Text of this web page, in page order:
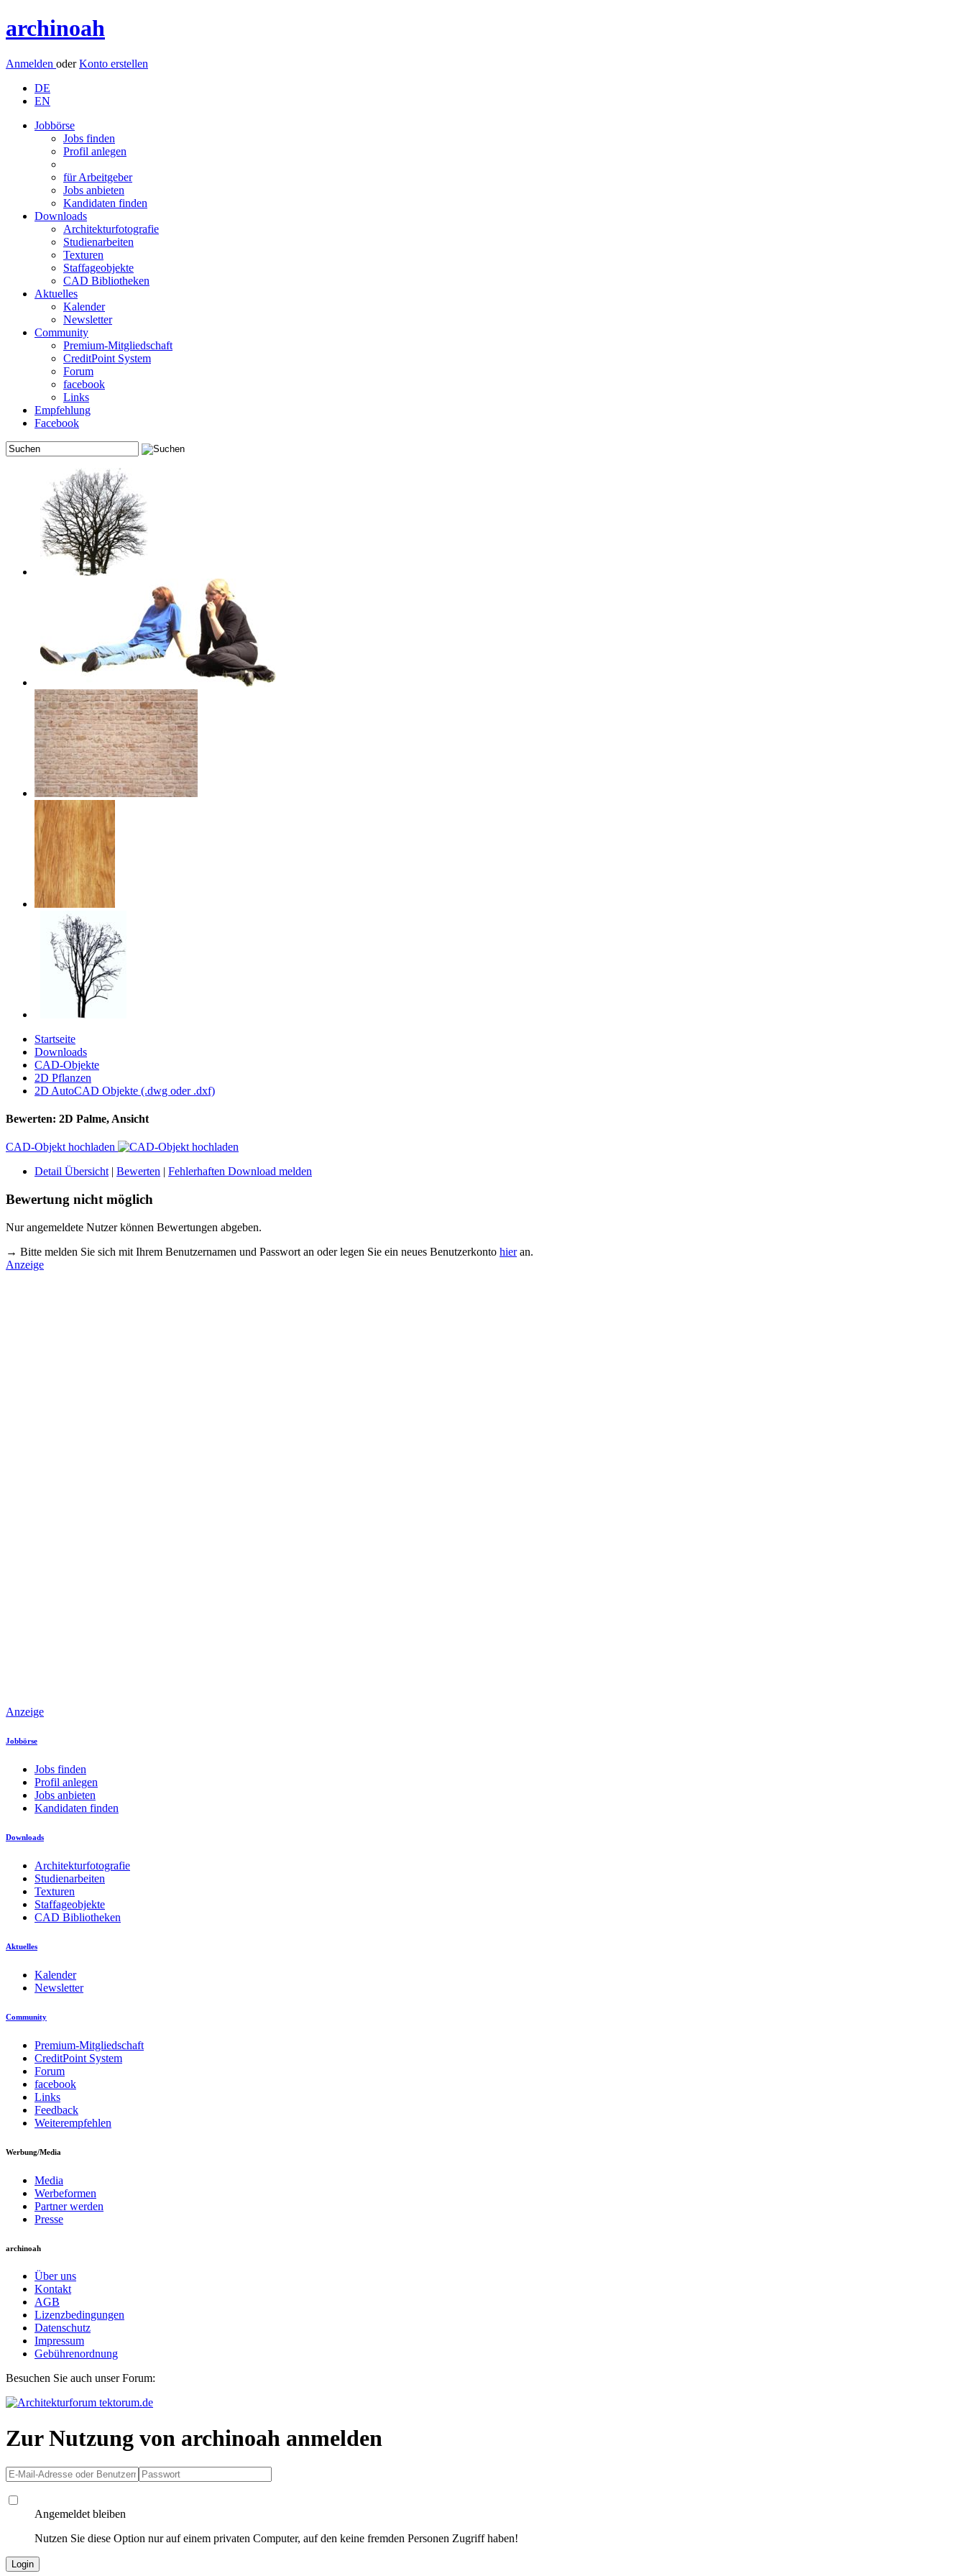
archinoah
Anmelden oderKonto erstellen
DE
EN
Jobbörse
Jobs finden
Profil anlegen
für Arbeitgeber
Jobs anbieten
Kandidaten finden
Downloads
Architekturfotografie
Studienarbeiten
Texturen
Staffageobjekte
CAD Bibliotheken
Aktuelles
Kalender
Newsletter
Community
Premium-Mitgliedschaft
CreditPoint System
Forum
facebook
Links
Empfehlung
Facebook
Startseite
Downloads
CAD-Objekte
2D Pflanzen
2D AutoCAD Objekte (.dwg oder .dxf)
Bewerten: 2D Palme, Ansicht
CAD-Objekt hochladen
Detail Übersicht| Bewerten | Fehlerhaften Download melden
Bewertung nicht möglich
Nur angemeldete Nutzer können Bewertungen abgeben.
→ Bitte melden Sie sich mit Ihrem Benutzernamen und Passwort an oder legen Sie ein neues Benutzerkonto hieran.
Anzeige
Anzeige
Jobbörse
Jobs finden
Profil anlegen
Jobs anbieten
Kandidaten finden
Downloads
Architekturfotografie
Studienarbeiten
Texturen
Staffageobjekte
CAD Bibliotheken
Aktuelles
Kalender
Newsletter
Community
Premium-Mitgliedschaft
CreditPoint System
Forum
facebook
Links
Feedback
Weiterempfehlen
Werbung/Media
Media
Werbeformen
Partner werden
Presse
archinoah
Über uns
Kontakt
AGB
Lizenzbedingungen
Datenschutz
Impressum
Gebührenordnung
Besuchen Sie auch unser Forum:
Zur Nutzung von archinoah anmelden
Angemeldet bleiben
Nutzen Sie diese Option nur auf einem privaten Computer, auf den keine fremden Personen Zugriff haben!